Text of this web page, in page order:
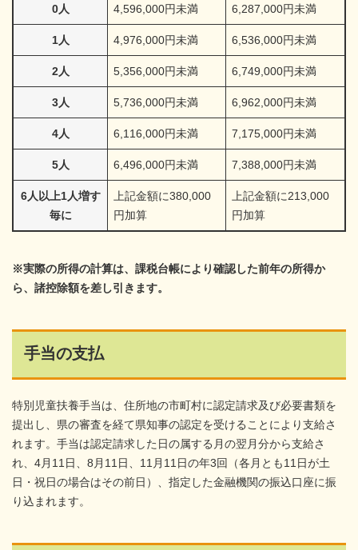
0人 4,596,000円未満 6,287,000円未満
1人 4,976,000円未満 6,536,000円未満
2人 5,356,000円未満 6,749,000円未満
3人 5,736,000円未満 6,962,000円未満
4人 6,116,000円未満 7,175,000円未満
5人 6,496,000円未満 7,388,000円未満
6人以上1人増す
毎に
上記金額に380,000
円加算
上記金額に213,000
円加算
※実際の所得の計算は、課税台帳により確認した前年の所得か
ら、諸控除額を差し引きます。
手当の支払
特別児童扶養手当は、住所地の市町村に認定請求及び必要書類を
提出し、県の審査を経て県知事の認定を受けることにより支給さ
れます。手当は認定請求した日の属する月の翌月分から支給さ
れ、4月11日、8月11日、11月11日の年3回（各月とも11日が土
日・祝日の場合はその前日）、指定した金融機関の振込口座に振
り込まれます。